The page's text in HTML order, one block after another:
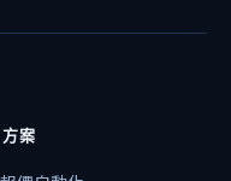
案